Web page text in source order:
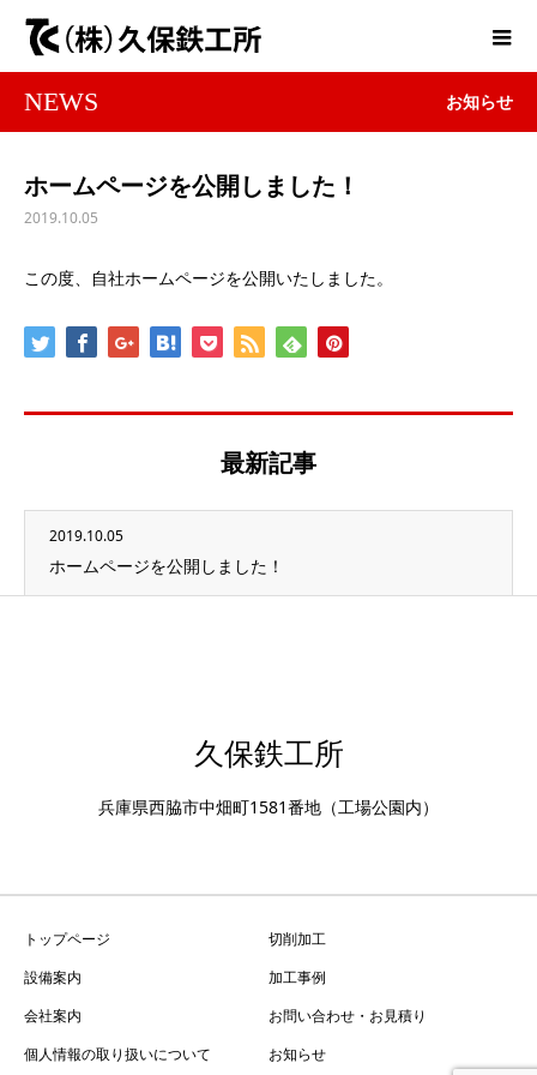
NEWS お知らせ
ホームページを公開しました！
2019.10.05
この度、自社ホームページを公開いたしました。
最新記事
2019.10.05
ホームページを公開しました！
久保鉄工所
兵庫県西脇市中畑町1581番地（工場公園内）
トップページ
切削加工
設備案内
加工事例
会社案内
お問い合わせ・お見積り
個人情報の取り扱いについて
お知らせ